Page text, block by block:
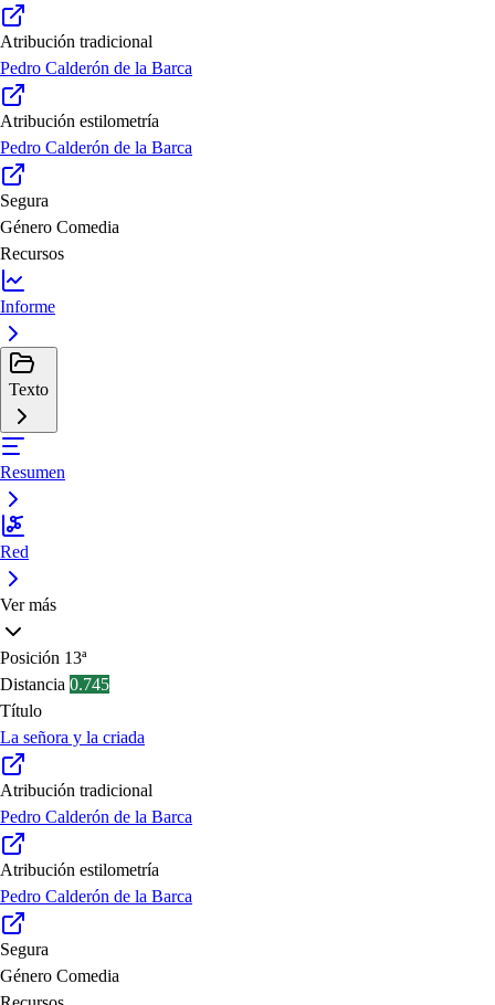
Atribución tradicional
Pedro Calderón de la Barca
Atribución estilometría
Pedro Calderón de la Barca
Segura
Género Comedia
Recursos
Informe
Texto
Resumen
Red
Ver más
Posición 13ª
Distancia 0.745
Título
La señora y la criada
Atribución tradicional
Pedro Calderón de la Barca
Atribución estilometría
Pedro Calderón de la Barca
Segura
Género Comedia